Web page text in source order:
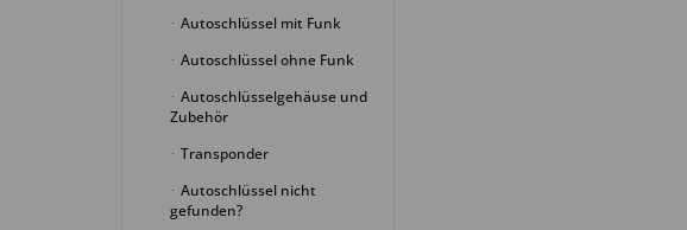
Autoschlüssel mit Funk
Autoschlüssel ohne Funk
Autoschlüsselgehäuse und
Zubehör
Transponder
Autoschlüssel nicht
gefunden?